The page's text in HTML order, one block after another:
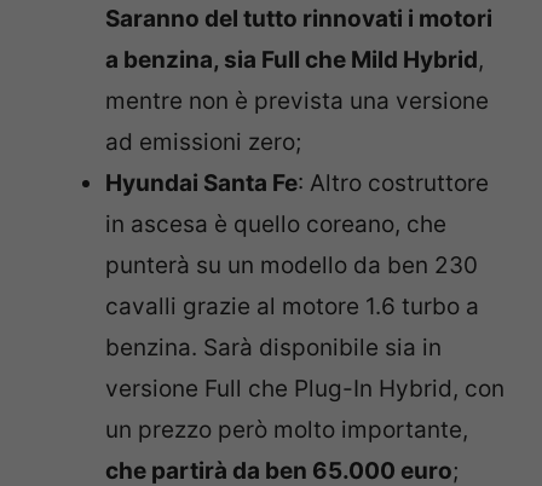
Saranno del tutto rinnovati i motori
a benzina, sia Full che Mild Hybrid,
mentre non è prevista una versione
ad emissioni zero;
Hyundai Santa Fe: Altro costruttore
in ascesa è quello coreano, che
punterà su un modello da ben 230
cavalli grazie al motore 1.6 turbo a
benzina. Sarà disponibile sia in
versione Full che Plug-In Hybrid, con
un prezzo però molto importante,
che partirà da ben 65.000 euro;